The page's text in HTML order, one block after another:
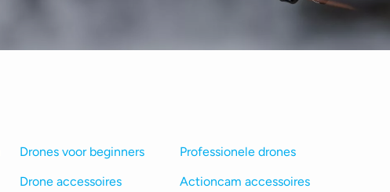
Drones voor beginners
Professionele drones
Drone accessoires Actioncam accessoires